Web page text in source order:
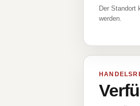
Der Standort
werden.